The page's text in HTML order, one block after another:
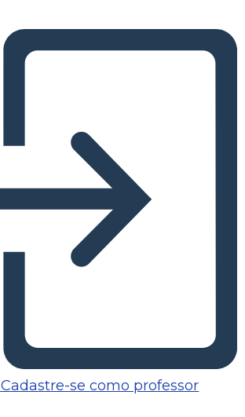
Cadastre-se como professor